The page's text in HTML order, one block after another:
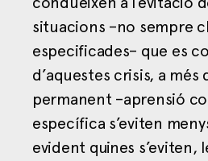
situacions –no sempre
especificades– que es
d’aquestes crisis, a més
permanent –aprensió
específica s’eviten
evident quines s’eviten,